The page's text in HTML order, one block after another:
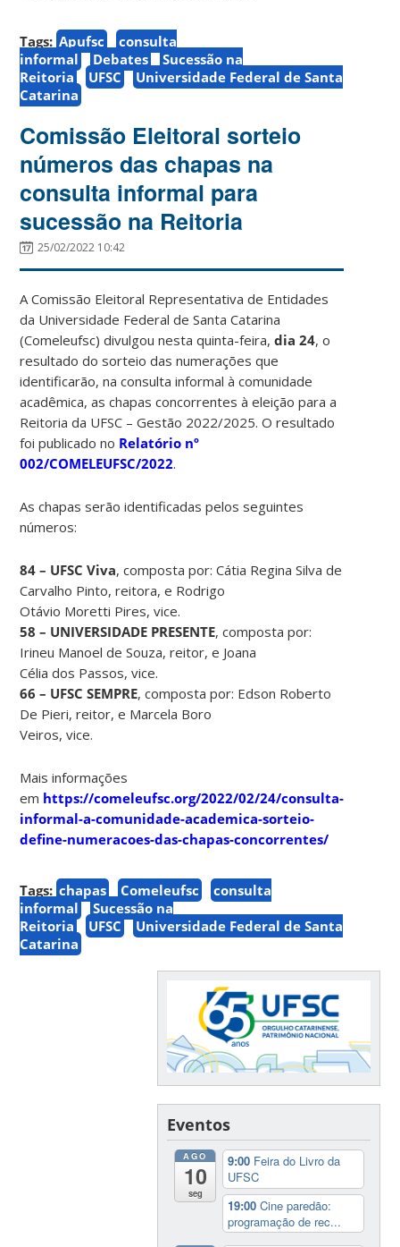
Tags: Apufsc
consulta
informal
Debates
Sucessão na
Reitoria
UFSC
Universidade Federal de Santa
Catarina
Comissão Eleitoral sorteio
números das chapas na
consulta informal para
sucessão na Reitoria
25/02/2022 10:42
A Comissão Eleitoral Representativa de Entidades
da Universidade Federal de Santa Catarina
(Comeleufsc) divulgou nesta quinta-feira,dia 24, o
resultado do sorteio das numerações que
identificarão, na consulta informal à comunidade
acadêmica, as chapas concorrentes à eleição para a
Reitoria da UFSC – Gestão 2022/2025. O resultado
foi publicado no Relatório nº
002/COMELEUFSC/2022.
As chapas serão identificadas pelos seguintes
números:
84 – UFSC Viva, composta por: Cátia Regina Silva de
Carvalho Pinto, reitora, e Rodrigo
Otávio Moretti Pires, vice.
58 – UNIVERSIDADE PRESENTE, composta por:
Irineu Manoel de Souza, reitor, e Joana
Célia dos Passos, vice.
66 – UFSC SEMPRE, composta por: Edson Roberto
De Pieri, reitor, e Marcela Boro
Veiros, vice.
Mais informações
em https://comeleufsc.org/2022/02/24/consulta-
informal-a-comunidade-academica-sorteio-
define-numeracoes-das-chapas-concorrentes/
Tags: chapas Comeleufsc
consulta
informal
Sucessão na
Reitoria
UFSC
Universidade Federal de Santa
Catarina
Eventos
AGO
10
seg
9:00 Feira do Livro da
UFSC
19:00Cine paredão:
programação de rec...